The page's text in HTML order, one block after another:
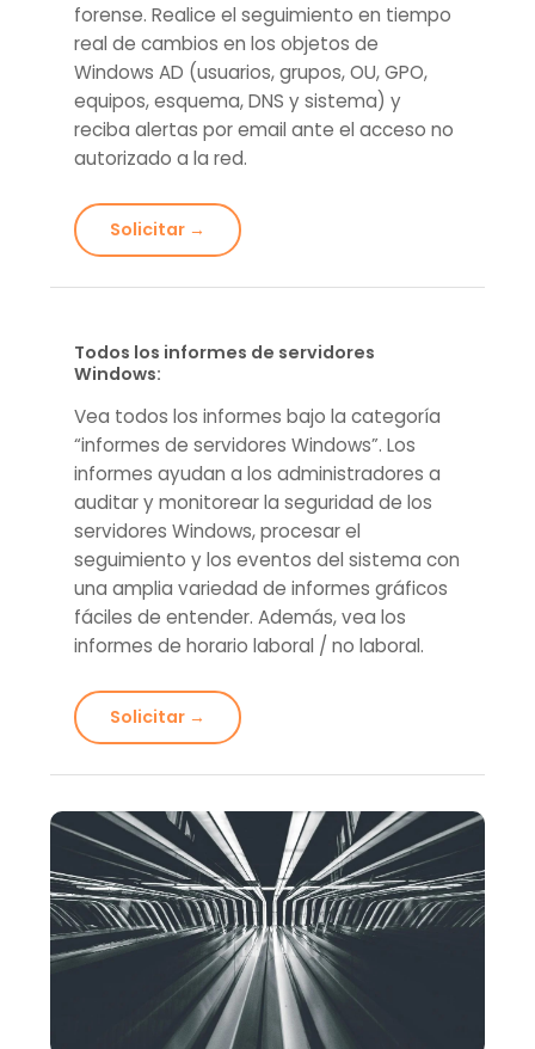
forense. Realice el seguimiento en tiempo
real de cambios en los objetos de
Windows AD (usuarios, grupos, OU, GPO,
equipos, esquema, DNS y sistema) y
reciba alertas por email ante el acceso no
autorizado a la red.
Solicitar →
Todos los informes de servidores
Windows:
Vea todos los informes bajo la categoría
“informes de servidores Windows”. Los
informes ayudan a los administradores a
auditar y monitorear la seguridad de los
servidores Windows, procesar el
seguimiento y los eventos del sistema con
una amplia variedad de informes gráficos
fáciles de entender. Además, vea los
informes de horario laboral / no laboral.
Solicitar →